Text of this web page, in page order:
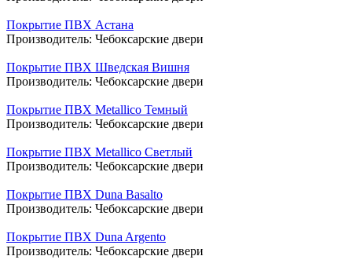
Покрытие ПВХ Астана
Производитель: Чебоксарские двери
Покрытие ПВХ Шведская Вишня
Производитель: Чебоксарские двери
Покрытие ПВХ Metallico Темный
Производитель: Чебоксарские двери
Покрытие ПВХ Metallico Светлый
Производитель: Чебоксарские двери
Покрытие ПВХ Duna Basalto
Производитель: Чебоксарские двери
Покрытие ПВХ Duna Argento
Производитель: Чебоксарские двери